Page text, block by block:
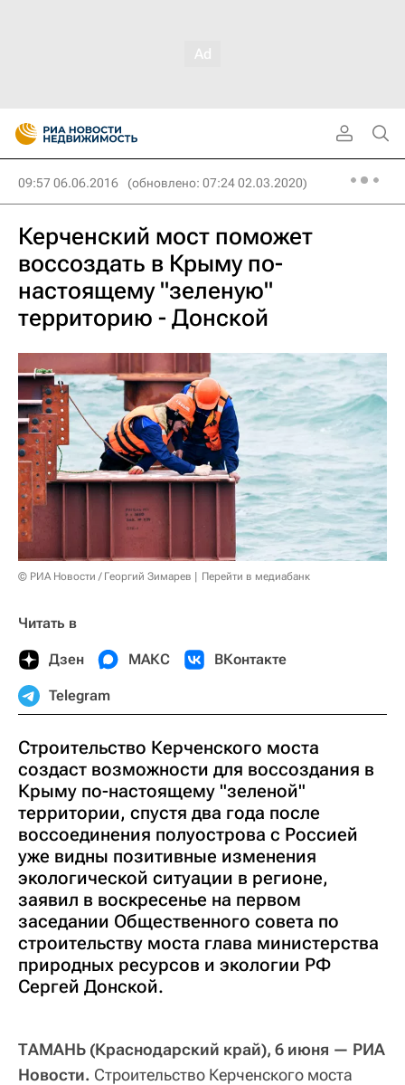
09:57 06.06.2016 (обновлено: 07:24 02.03.2020)
Керченский мост поможет
воссоздать в Крыму по-
настоящему "зеленую"
территорию - Донской
© РИА Новости / Георгий Зимарев Перейти в медиабанк
Читать в
Дзен МАКС ВКонтакте
Telegram
Строительство Керченского моста
создаст возможности для воссоздания в
Крыму по-настоящему "зеленой"
территории, спустя два года после
воссоединения полуострова с Россией
уже видны позитивные изменения
экологической ситуации в регионе,
заявил в воскресенье на первом
заседании Общественного совета по
строительству моста глава министерства
природных ресурсов и экологии РФ
Сергей Донской.
ТАМАНЬ (Краснодарский край), 6 июня — РИА
Новости. Строительство Керченского моста